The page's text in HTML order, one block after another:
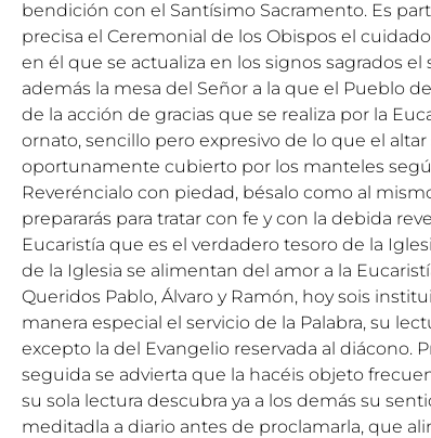
bendición con el Santísimo Sacramento. Es
precisa el Ceremonial de los Obispos el
en él que se actualiza en los signos sagrados el
además la mesa del Señor a la que el Pueblo
de la acción de gracias que se realiza por la
ornato, sencillo pero expresivo de lo que el
oportunamente cubierto por los manteles
Reveréncialo con piedad, bésalo como al
prepararás para tratar con fe y con la debida
Eucaristía que es el verdadero tesoro de la
de la Iglesia se alimentan del amor a la
Queridos Pablo, Álvaro y Ramón, hoy sois
manera especial el servicio de la Palabra, su
excepto la del Evangelio reservada al diácono.
seguida se advierta que la hacéis objeto
su sola lectura descubra ya a los demás su
meditadla a diario antes de proclamarla, que